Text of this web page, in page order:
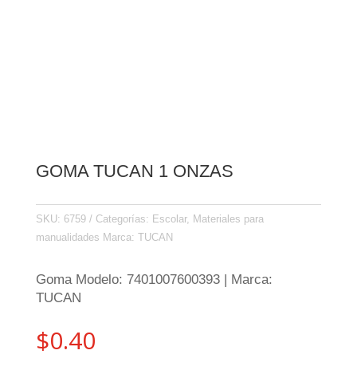
GOMA TUCAN 1 ONZAS
SKU: 6759 Categorías: Escolar, Materiales para
manualidades Marca: TUCAN
Goma Modelo: 7401007600393 | Marca:
TUCAN
$0.40